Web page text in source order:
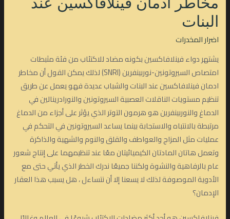
البنات
اضرار المخدرات
يشتهر دواء فينلافاكسين بكونه مضاد للاكتئاب من فئة مثبطات
امتصاص السيروتونين-نوربينفرين (SNRI) لذلك يمكن القول أن مخاطر
ادمان فينلافاكسين عند البنات والشباب عديدة فهو يعمل عن طريق
تنظيم مستويات الناقلات العصبية السيروتونين والنورادرينالين في
الدماغ والنوربينفرين هو هرمون التوتر الذي يؤثر على أجزاء من الدماغ
مرتبطة بالانتباه والاستجابة بينما يساعد السيروتونين في التحكم في
عمليات مثل المزاج والعواطف والقلق والنوم والشهية والذاكرة
وتعمل هاتان المادتان الكيميائيتان معًا عند تنظيمهما على إنتاج شعور
عام بالرفاهية والنشوة ولكننا جميعًا ندرك الخطر الذي يأتي حتى مع
الأدوية الموصوفة لذلك لا يسعنا إلا أن نتساءل ، هل يسبب هذا العقار
الإدمان؟